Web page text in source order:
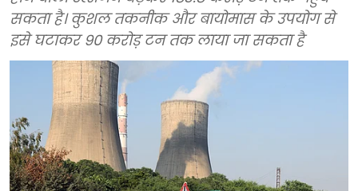
सकता है। कुशल तकनीक और बायोमास के उपयोग से
इसे घटाकर 90 करोड़ टन तक लाया जा सकता है